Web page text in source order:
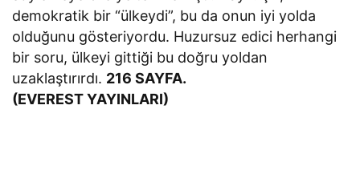
demokratik bir “ülkeydi”, bu da onun iyi yolda
olduğunu gösteriyordu. Huzursuz edici herhangi
bir soru, ülkeyi gittiği bu doğru yoldan
uzaklaştırırdı. 216 SAYFA.
(EVEREST YAYINLARI)